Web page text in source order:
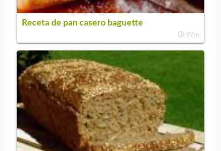
Receta de pan casero baguette
77m